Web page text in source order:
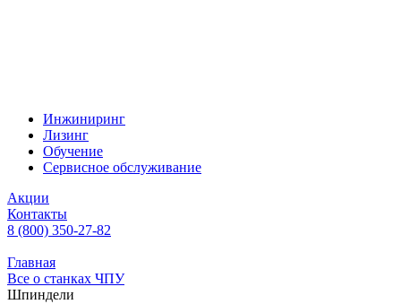
Инжиниринг
Лизинг
Обучение
Сервисное обслуживание
Акции
Контакты
8 (800) 350-27-82
Главная
Все о станках ЧПУ
Шпиндели